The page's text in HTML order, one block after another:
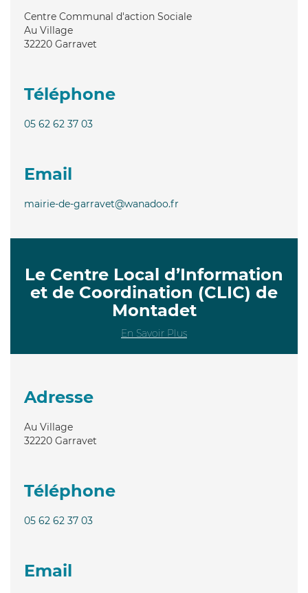
Centre Communal d'action Sociale
Au Village
32220 Garravet
Téléphone
05 62 62 37 03
Email
mairie-de-garravet@wanadoo.fr
Le Centre Local d’Information
et de Coordination (CLIC) de
Montadet
En Savoir Plus
Adresse
Au Village
32220 Garravet
Téléphone
05 62 62 37 03
Email